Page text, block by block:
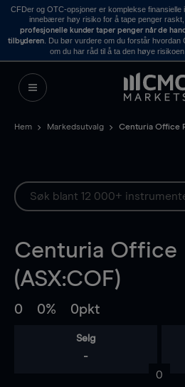
CFDer og OTC-opsjoner er komplekse
innebærer høy risiko for å tape penger raskt,
profesjonelle kunder taper penger når de
tilbyderen . Du bør vurdere om du forstår
om du har råd til å ta den høye
Hem Markedsutvalg Centuria Office
Centuria Office
(ASX:COF)
0 0% 0pkt
Selg
-
0